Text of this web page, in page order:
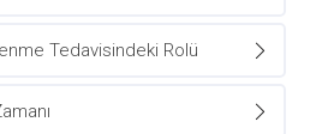
Tedavisindeki Rolü